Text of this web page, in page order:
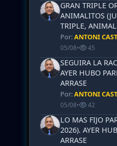
GRAN TRIPLE
ANIMALITOS
TRIPLE,
Por:ANTONI
05/08• 45
SEGUIRA LA
AYER HUBO
ARRASE
Por:ANTONI
05/08• 42
LO MAS FIJO
2026). AYER
ARRASE